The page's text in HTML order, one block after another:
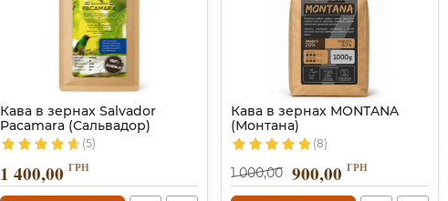
Кава в зернах Salvador
Pacamara (Сальвадор)
(5)
1 400,00 ГРН
Кава в зернах MONTANA
(Монтана)
(8)
1 000,00 900,00 ГРН